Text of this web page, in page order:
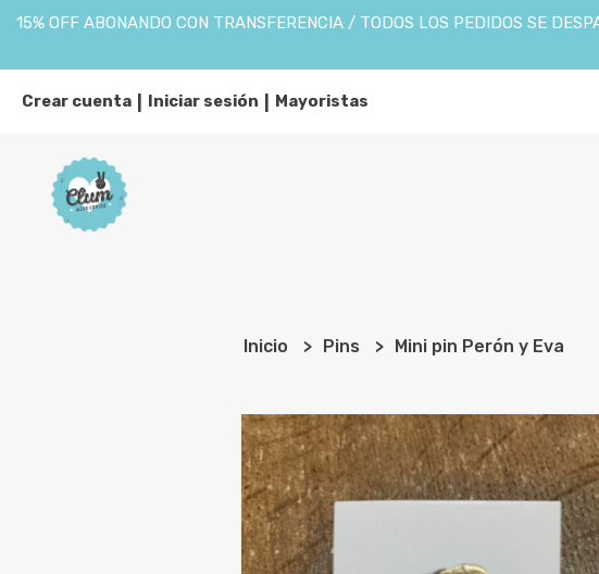
15% OFF ABONANDO CON TRANSFERENCIA / TODOS LOS PEDIDOS SE
Crear cuenta Iniciar sesión Mayoristas
Inicio Pins Mini pin Perón y Eva